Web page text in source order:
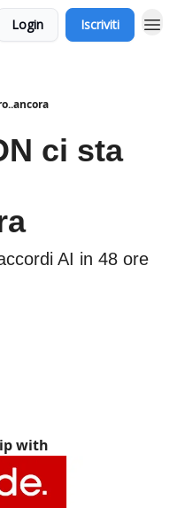
Login Iscriviti
ci sta
AI in 48 ore
with